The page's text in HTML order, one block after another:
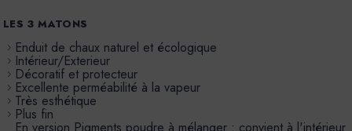
LES 3 MATONS
Enduit de chaux naturel et écologique
Intérieur/Exterieur
Décoratif et protecteur
Excellente perméabilité à la vapeur
Très esthétique
Plus fin